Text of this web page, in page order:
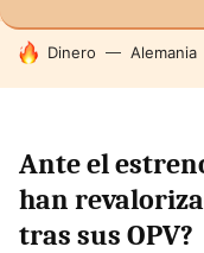
HOY SE HABLA DE
Dinero Alemania
Ante el
han
tras sus OPV?